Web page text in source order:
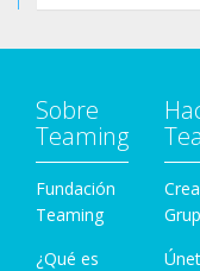
Sobre
Teaming
Fundación
Teaming
¿Qué es